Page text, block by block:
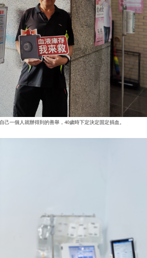
一個人就辦得到的善舉，40歲時下定決定固定捐血。